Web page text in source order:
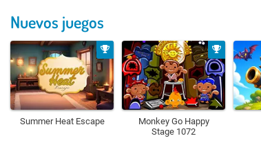
Nuevos juegos
Summer Heat Escape
Monkey Go Happy
Stage 1072